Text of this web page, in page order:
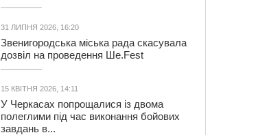
31 ЛИПНЯ 2026, 16:20
Звенигородська міська рада скасувала
дозвіл на проведення Ше.Fest
15 КВІТНЯ 2026, 14:11
У Черкасах попрощалися із двома
полеглими під час виконання бойових
завдань в...